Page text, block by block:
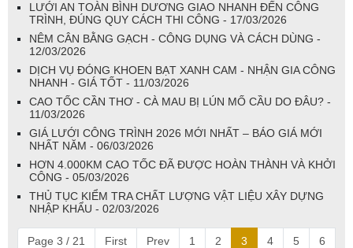
LƯỚI AN TOÀN BÌNH DƯƠNG GIAO NHANH ĐẾN CÔNG
TRÌNH, ĐÚNG QUY CÁCH THI CÔNG - 17/03/2026
NÊM CÂN BẰNG GẠCH - CÔNG DỤNG VÀ CÁCH DÙNG -
12/03/2026
DỊCH VỤ ĐÓNG KHOEN BẠT XANH CAM - NHẬN GIA CÔNG
NHANH - GIÁ TỐT - 11/03/2026
CAO TỐC CẦN THƠ - CÀ MAU BỊ LÚN MỐ CẦU DO ĐÂU? -
11/03/2026
GIÁ LƯỚI CÔNG TRÌNH 2026 MỚI NHẤT – BÁO GIÁ MỚI
NHẤT NĂM - 06/03/2026
HƠN 4.000KM CAO TỐC ĐÃ ĐƯỢC HOÀN THÀNH VÀ KHỞI
CÔNG - 05/03/2026
THỦ TỤC KIỂM TRA CHẤT LƯỢNG VẬT LIỆU XÂY DỰNG
NHẬP KHẨU - 02/03/2026
Page 3 / 21 First Prev 1 2 3 4 5 6